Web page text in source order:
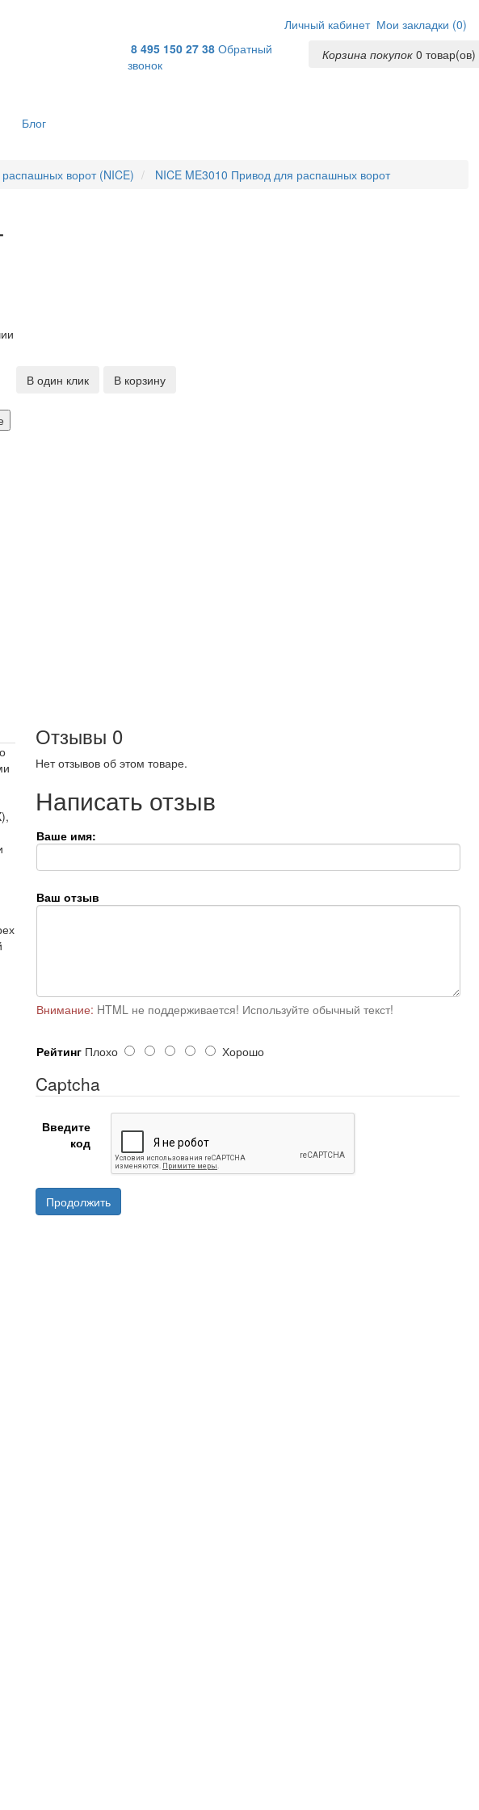
Личный кабинет Мои закладки (0)
8 495 150 27 38 Обратный
звонок
Корзина покупок 0
Блог
ворот (NICE) NICE ME3010 Привод для распашных ворот
В один клик
В корзину
Отзывы 0
Нет отзывов об этом товаре.
Написать отзыв
Ваше имя:
Ваш отзыв
Внимание: HTML не поддерживается! Используйте обычный текст!
Рейтинг Плохо Хорошо
Captcha
Введите
код
Продолжить